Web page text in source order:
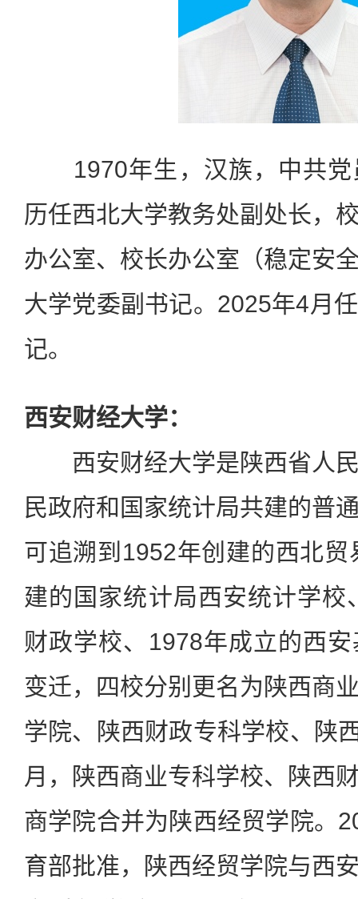
1970年生，汉族，中共党
历任西北大学教务处副处长，
办公室、校长办公室（稳定安
大学党委副书记。2025年4月
记。
西安财经大学：
西安财经大学是陕西省人民
民政府和国家统计局共建的普
可追溯到1952年创建的西北
建的国家统计局西安统计学校
财政学校、1978年成立的西
变迁，四校分别更名为陕西商
学院、陕西财政专科学校、陕
月，陕西商业专科学校、陕西
商学院合并为陕西经贸学院。
育部批准，陕西经贸学院与西